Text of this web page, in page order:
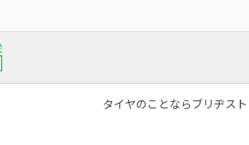
タイヤのことならブリヂス